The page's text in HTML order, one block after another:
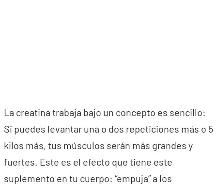
La creatina trabaja bajo un concepto es sencillo:
Si puedes levantar una o dos repeticiones más o 5
kilos más, tus músculos serán más grandes y
fuertes. Este es el efecto que tiene este
suplemento en tu cuerpo: “empuja” a los